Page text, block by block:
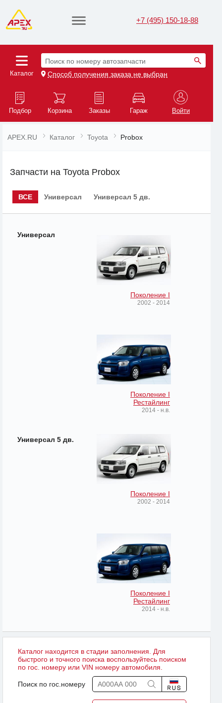
+7 (495) 150-18-88
Каталог
Поиск по номеру автозапчасти
Способ получения заказа не выбран
Подбор Корзина Заказы Гараж Войти
APEX.RU Каталог Toyota Probox
Запчасти на Toyota Probox
ВСЕ Универсал Универсал 5 дв.
Универсал
Поколение I
2002 - 2014
Поколение I
Рестайлинг
2014 - н.в.
Универсал 5 дв.
Поколение I
2002 - 2014
Поколение I
Рестайлинг
2014 - н.в.
Каталог находится в стадии заполнения. Для
быстрого и точного поиска воспользуйтесь поиском
по гос. номеру или VIN номеру автомобиля.
Поиск по гос.номеру